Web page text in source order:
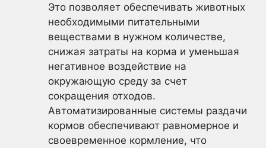
Это позволяет обеспечивать животных
необходимыми питательными
веществами в нужном количестве,
снижая затраты на корма и уменьшая
негативное воздействие на
окружающую среду за счет
сокращения отходов.
Автоматизированные системы раздачи
кормов обеспечивают равномерное и
своевременное кормление, что